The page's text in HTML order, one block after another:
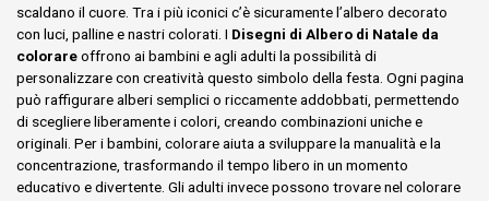
scaldano il cuore. Tra i più iconici c’è sicuramente l’albero decorato
con luci, palline e nastri colorati. I Disegni di Albero di Natale da
colorareoffrono ai bambini e agli adulti la possibilità di
personalizzare con creatività questo simbolo della festa. Ogni pagina
può raffigurare alberi semplici o riccamente addobbati, permettendo
di scegliere liberamente i colori, creando combinazioni uniche e
originali. Per i bambini, colorare aiuta a sviluppare la manualità e la
concentrazione, trasformando il tempo libero in un momento
educativo e divertente. Gli adulti invece possono trovare nel colorare